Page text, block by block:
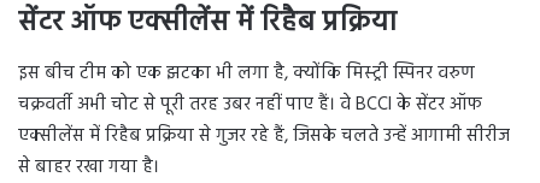
सेंटर ऑफ एक्सीलेंस में रिहैब प्रक्रिया
इस बीच टीम को एक झटका भी लगा है, क्योंकि मिस्ट्री स्पिनर वरुण
चक्रवर्ती अभी चोट से पूरी तरह उबर नहीं पाए हैं। वे BCCI के सेंटर ऑफ
एक्सीलेंस में रिहैब प्रक्रिया से गुजर रहे हैं, जिसके चलते उन्हें आगामी सीरीज
से बाहर रखा गया है।